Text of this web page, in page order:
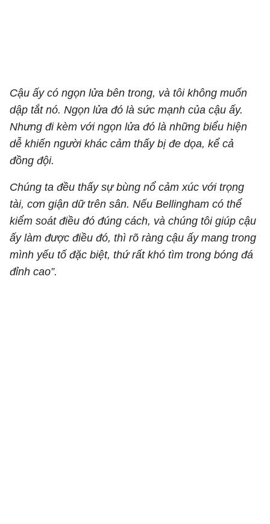
Cậu ấy có ngọn lửa bên trong, và tôi không muốn
dập tắt nó. Ngọn lửa đó là sức mạnh của cậu ấy.
Nhưng đi kèm với ngọn lửa đó là những biểu hiện
dễ khiến người khác cảm thấy bị đe dọa, kể cả
đồng đội.
Chúng ta đều thấy sự bùng nổ cảm xúc với trọng
tài, cơn giận dữ trên sân. Nếu Bellingham có thể
kiểm soát điều đó đúng cách, và chúng tôi giúp cậu
ấy làm được điều đó, thì rõ ràng cậu ấy mang trong
mình yếu tố đặc biệt, thứ rất khó tìm trong bóng đá
đỉnh cao”.